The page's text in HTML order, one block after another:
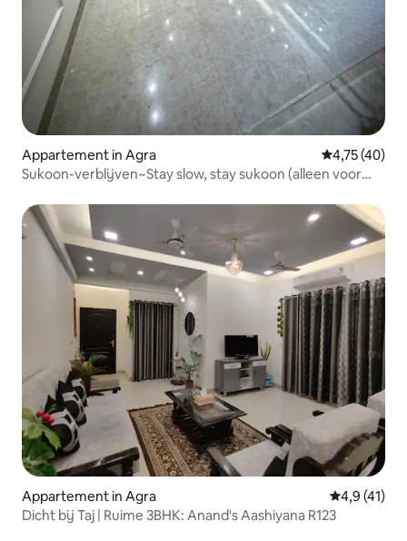
Appartement in Agra Gemiddelde
4,75 (40)
Sukoon-verblijven~Stay slow, stay sukoon (alleen voor
Appartement in Agra
4,9 (41)
Dicht bij Taj | Ruime 3BHK: Anand's Aashiyana R123